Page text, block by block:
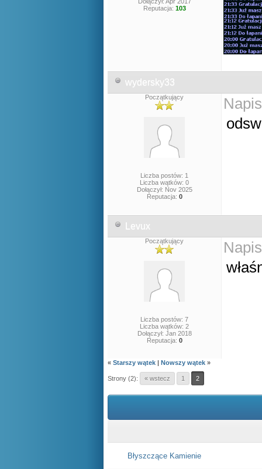
Reputacja: 103
wydersky33
Początkujący
Liczba postów: 1
Liczba wątków: 0
Dołączył: Nov 2025
Reputacja: 0
Levux
Początkujący
Liczba postów: 7
Liczba wątków: 2
Dołączył: Jan 2018
Reputacja: 0
« Starszy wątek | Nowszy wątek »
Strony (2): « wstecz 1 2
Błyszczące Kamienie